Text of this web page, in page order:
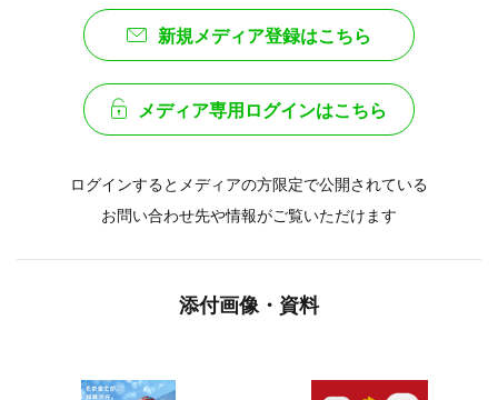
新規メディア登録はこちら
メディア専用ログインはこちら
ログインするとメディアの方限定で公開されている
お問い合わせ先や情報がご覧いただけます
添付画像・資料